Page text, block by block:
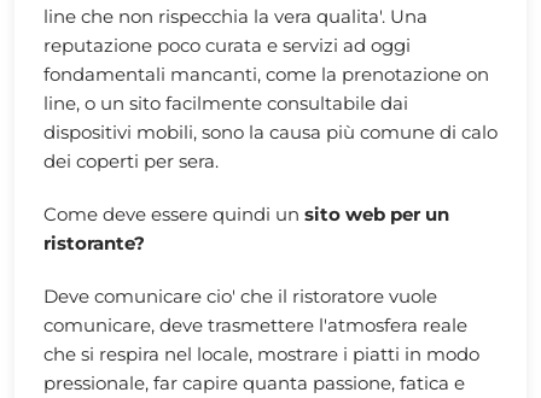
line che non rispecchia la vera qualita'. Una
reputazione poco curata e servizi ad oggi
fondamentali mancanti, come la prenotazione on
line, o un sito facilmente consultabile dai
dispositivi mobili, sono la causa più comune di calo
dei coperti per sera.
Come deve essere quindi un sito web per un
ristorante?
Deve comunicare cio' che il ristoratore vuole
comunicare, deve trasmettere l'atmosfera reale
che si respira nel locale, mostrare i piatti in modo
pressionale, far capire quanta passione, fatica e